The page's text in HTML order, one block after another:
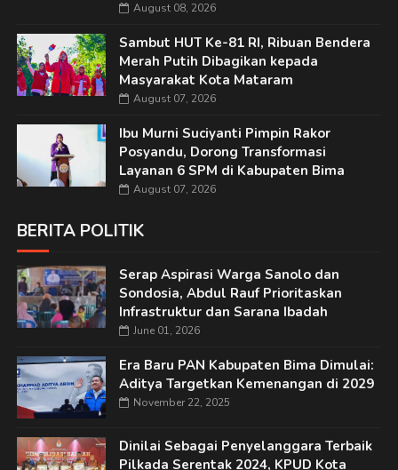
August 08, 2026
Sambut HUT Ke-81 RI, Ribuan Bendera
Merah Putih Dibagikan kepada
Masyarakat Kota Mataram
August 07, 2026
Ibu Murni Suciyanti Pimpin Rakor
Posyandu, Dorong Transformasi
Layanan 6 SPM di Kabupaten Bima
August 07, 2026
BERITA POLITIK
Serap Aspirasi Warga Sanolo dan
Sondosia, Abdul Rauf Prioritaskan
Infrastruktur dan Sarana Ibadah
June 01, 2026
Era Baru PAN Kabupaten Bima Dimulai:
Aditya Targetkan Kemenangan di 2029
November 22, 2025
Dinilai Sebagai Penyelanggara Terbaik
Pilkada Serentak 2024, KPUD Kota